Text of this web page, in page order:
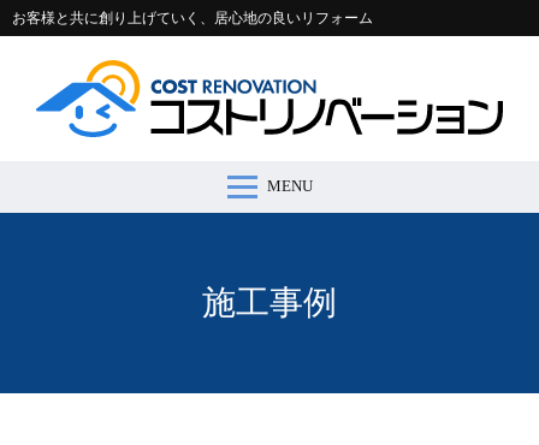
お客様と共に創り上げていく、居心地の良いリフォーム
MENU
施工事例